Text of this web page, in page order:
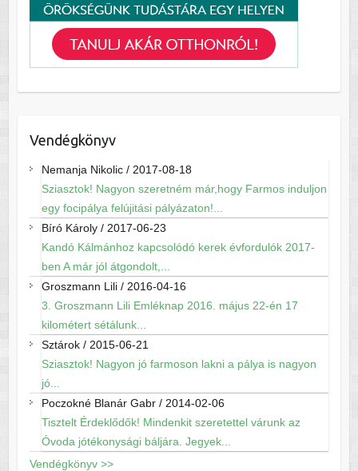
Vendégkönyv
Nemanja Nikolic/ 2017-08-18
Sziasztok! Nagyon szeretném már,hogy Farmos induljon
egy focipálya felújitási pályázaton!...
Bíró Károly/ 2017-06-23
Kandó Kálmánhoz kapcsolódó kerek évfordulók 2017-
ben A már jól átgondolt,...
Groszmann Lili/ 2016-04-16
3. Groszmann Lili Emléknap 2016. május 22-én 17
kilométert sétálunk...
Sztárok/ 2015-06-21
Sziasztok! Nagyon jó farmoson lakni a pálya is nagyon
jó...
Poczokné Blanár Gabr/ 2014-02-06
Tisztelt Érdeklődők! Mindenkit szeretettel várunk az
Óvoda jótékonysági báljára. Jegyek...
Vendégkönyv >>